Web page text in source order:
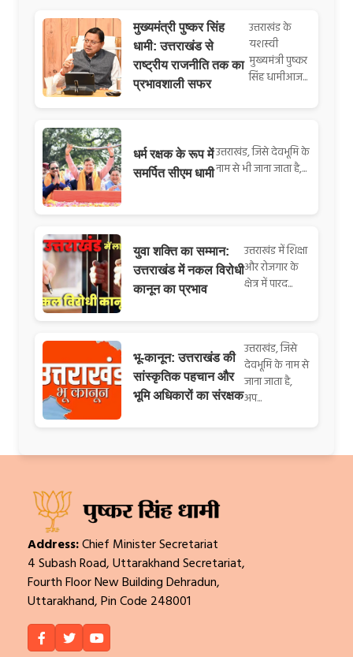
मुख्यमंत्री पुष्कर सिंह
धामी: उत्तराखंड से
राष्ट्रीय राजनीति तक का
प्रभावशाली सफर
उत्तराखंड के
यशस्वी
मुख्यमंत्री पुष्कर
सिंह धामीआज...
धर्म रक्षक के रूप में
समर्पित सीएम धामी
उत्तराखंड, जिसे देवभूमि के
नाम से भी जाना जाता है,...
युवा शक्ति का सम्मान:
उत्तराखंड में नकल विरोधी
कानून का प्रभाव
उत्तराखंड में शिक्षा
और रोजगार के
क्षेत्र में पारद...
भू-कानून: उत्तराखंड की
सांस्कृतिक पहचान और
भूमि अधिकारों का संरक्षक
उत्तराखंड, जिसे
देवभूमि के नाम से
जाना जाता है,
अप...
Address:Chief Minister Secretariat
4 Subash Road, Uttarakhand Secretariat,
Fourth Floor New Building Dehradun,
Uttarakhand, Pin Code 248001